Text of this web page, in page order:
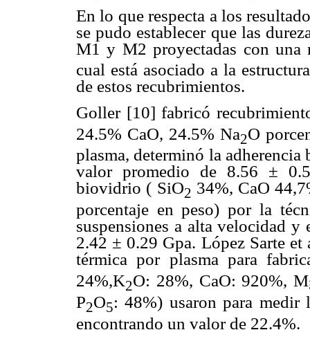
En lo que respecta a los
se pudo establecer que las
M1 y M2 proyectadas con una
cual está asociado a la
de estos recubrimientos.
Goller [10] fabricó
24.5% CaO, 24.5% Na2O
plasma, determinó la
valor promedio de 8.56 ±
biovidrio ( SiO2 34%, CaO
porcentaje en peso) por la
suspensiones a alta velocidad
2.42 ± 0.29 Gpa. López Sarte
térmica por plasma para
24%,K2O: 28%, CaO: 920%,
P2O5: 48%) usaron para
encontrando un valor de 22.4%.